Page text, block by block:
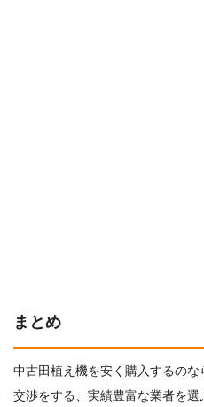
まとめ
中古田植え機を安く購入するの
交渉をする、実績豊富な業者を選